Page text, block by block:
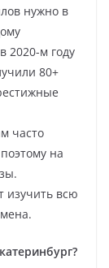
нужно в
2020-м году
80+
часто
на
изучить всю